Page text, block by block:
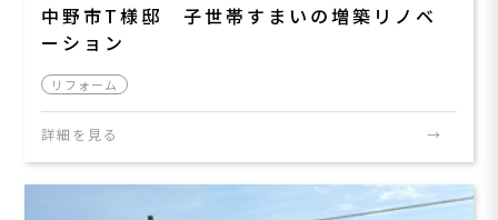
中野市T様邸 子世帯すまいの増築リノベ
ーション
リフォーム
詳細を見る